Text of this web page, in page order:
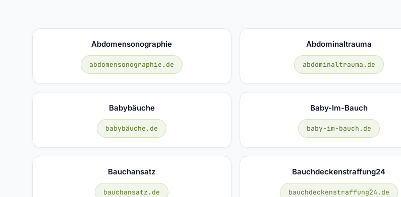
Abdomensonographie
abdomensonographie.de
Abdominaltrauma
abdominaltrauma.de
Babybäuche
babybäuche.de
Baby-Im-Bauch
baby-im-bauch.de
Bauchansatz
bauchansatz.de
Bauchdeckenstraffung24
bauchdeckenstraffung24.de